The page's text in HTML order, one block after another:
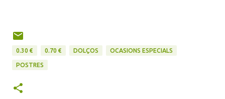
0.30 € 0.70 € DOLÇOS OCASIONS ESPECIALS
POSTRES